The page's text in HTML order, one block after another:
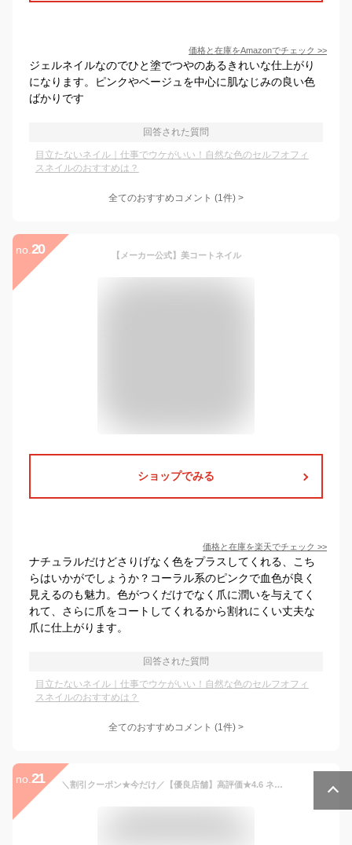
価格と在庫をAmazonでチェック >>
ジェルネイルなのでひと塗でつやのあるきれいな仕上がり
になります。ピンクやベージュを中心に肌なじみの良い色
ばかりです
回答された質問
目立たないネイル｜仕事でウケがいい！自然な色のセルフオフィ
スネイルのおすすめは？
全てのおすすめコメント (1件) >
no. 20 【メーカー公式】美コートネイル
ショップでみる
価格と在庫を楽天でチェック >>
ナチュラルだけどさりげなく色をプラスしてくれる、こち
らはいかがでしょうか？コーラル系のピンクで血色が良く
見えるのも魅力。色がつくだけでなく爪に潤いを与えてく
れて、さらに爪をコートしてくれるから割れにくい丈夫な
爪に仕上がります。
回答された質問
目立たないネイル｜仕事でウケがいい！自然な色のセルフオフィ
スネイルのおすすめは？
全てのおすすめコメント (1件) >
no. 21 ＼割引クーポン★今だけ／【優良店舗】高評価★4.6 ネイル ジェル ジェルネイル カラー カラージェル シアー シアーカラー ジェルネイルセット 送料無料 ラメ 簡単 セルフ 初心者 プロ 安い プレミアムジェル 10色 セット